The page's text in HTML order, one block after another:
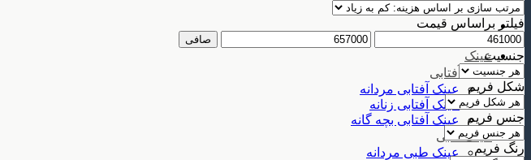
عینک
عینک آفتابی
عینک آفتابی مردانه
عینک آفتابی زنانه
عینک آفتابی بچه گانه
عینک طبی
عینک طبی مردانه
price:
low
high
فیلتر براساس قیمت
حداقل
قیمت
حداكثر
صافی
جنسیت
شکل فریم
جنس فریم
رنگ فریم